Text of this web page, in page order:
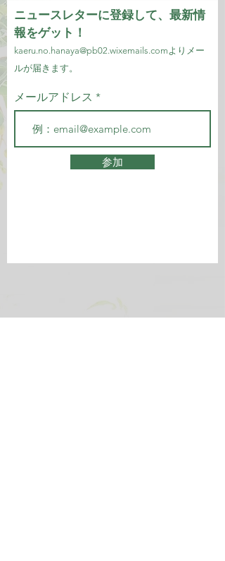
ニュースレターに登録して、最新情
報をゲット！
kaeru.no.hanaya@pb02.wixemails.com より メー
ルが届きます。
メールアドレス
参加